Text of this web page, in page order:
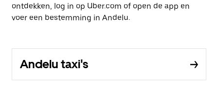
ontdekken, log in op Uber.com of open de app en
voer een bestemming in Andelu.
Andelu taxi's